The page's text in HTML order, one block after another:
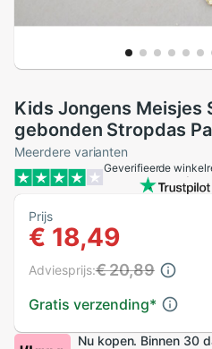
Kids Jongens Meisjes
gebonden Stropdas
Prop
Meerdere varianten
Geverifieerde
Prijs
€ 18,49
Gratis verzending*
Adviesprijs:€ 20,89
Nu kopen. Binnen 30